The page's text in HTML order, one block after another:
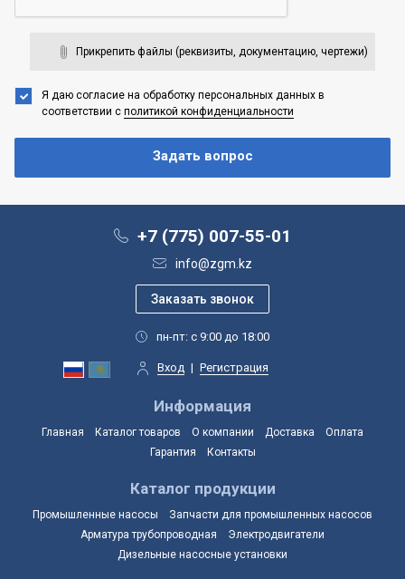
Прикрепить файлы (реквизиты, документацию, чертежи)
Я даю согласие на обработку персональных данных в
соответствии с политикой конфиденциальности
+7 (775) 007-55-01
info@zgm.kz
пн-пт: с 9:00 до 18:00
Вход | Регистрация
Информация
Главная Каталог товаров О компании Доставка
Оплата
Гарантия
Контакты
Каталог продукции
Промышленные насосы
Запчасти для промышленных насосов
Арматура трубопроводная
Электродвигатели
Дизельные насосные установки